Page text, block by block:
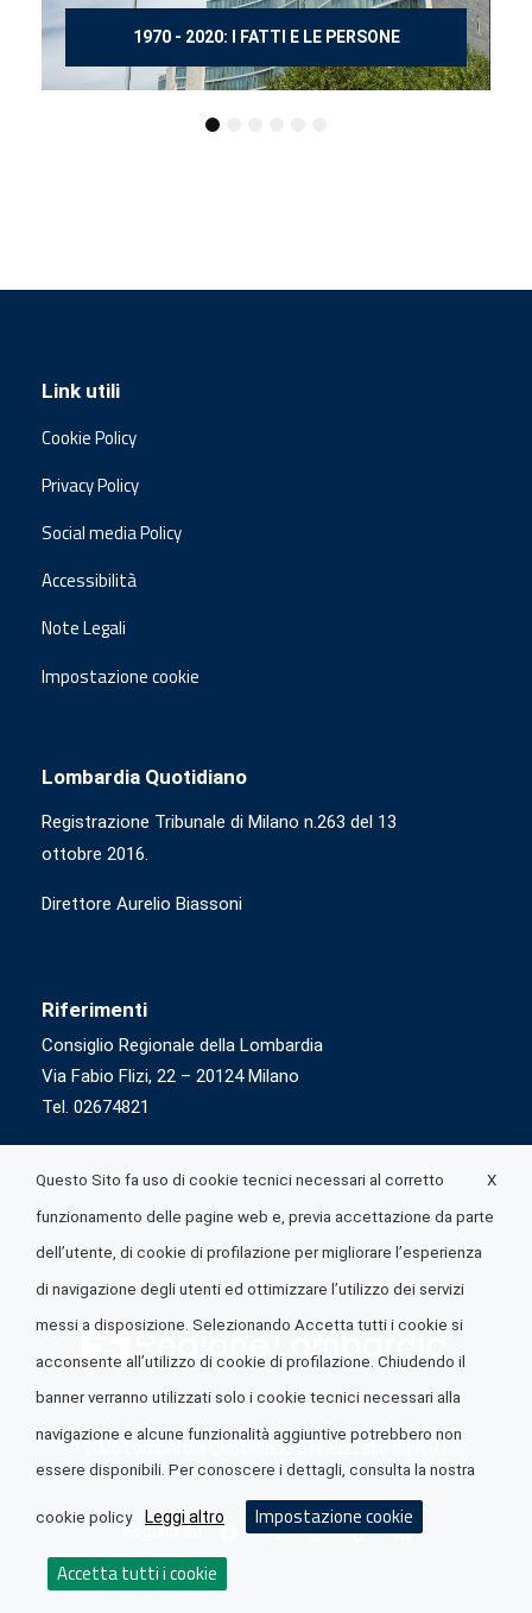
150 ANNI DOPO MANZONI
Link utili
Cookie Policy
Privacy Policy
Social media Policy
Accessibilità
Note Legali
Impostazione cookie
Lombardia Quotidiano
Registrazione Tribunale di Milano n.263 del 13
ottobre 2016.
Direttore Aurelio Biassoni
Riferimenti
Consiglio Regionale della Lombardia
Via Fabio Flizi, 22 – 20124 Milano
Tel. 02674821
© 2026 Lombardia Quotidiano è realizzato daA.R.I.A.
Seguici su
X
Questo Sito fa uso di cookie tecnici necessari al corretto
funzionamento delle pagine web e, previa accettazione da parte
dell’utente, di cookie di profilazione per migliorare l’esperienza
di navigazione degli utenti ed ottimizzare l’utilizzo dei servizi
messi a disposizione. Selezionando Accetta tutti i cookie si
acconsente all’utilizzo di cookie di profilazione. Chiudendo il
banner verranno utilizzati solo i cookie tecnici necessari alla
navigazione e alcune funzionalità aggiuntive potrebbero non
essere disponibili. Per conoscere i dettagli, consulta la nostra
cookie policy Leggi altro Impostazione cookie
Accetta tutti i cookie